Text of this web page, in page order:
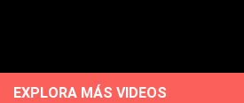
EXPLORA MÁS VIDEOS